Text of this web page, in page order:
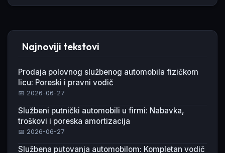
Najnoviji tekstovi
Prodaja polovnog službenog automobila fizičkom
licu: Poreski i pravni vodič
📅 2026-06-27
Službeni putnički automobili u firmi: Nabavka,
troškovi i poreska amortizacija
📅 2026-06-27
Službena putovanja automobilom: Kompletan vodič